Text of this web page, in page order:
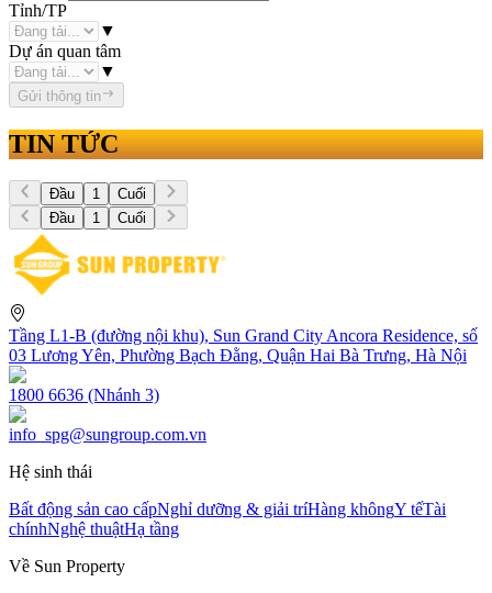
Tỉnh/TP
▼
Dự án quan tâm
▼
Gửi thông tin
TIN TỨC
Đầu 1
Cuối
Đầu
1 Cuối
Tầng L1-B (đường nội khu), Sun Grand City Ancora Residence, số
03 Lương Yên, Phường Bạch Đằng, Quận Hai Bà Trưng, Hà Nội
1800 6636 (Nhánh 3)
info_spg@sungroup.com.vn
Hệ sinh thái
Bất động sản cao cấpNghỉ dưỡng & giải tríHàng khôngY tếTài
chínhNghệ thuậtHạ tầng
Về Sun Property